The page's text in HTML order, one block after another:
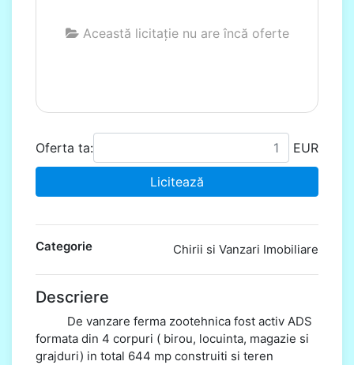
Această licitație nu are încă oferte
Oferta ta: EUR
Licitează
Categorie Chirii si Vanzari Imobiliare
Descriere
De vanzare ferma zootehnica fost activ ADS
formata din 4 corpuri ( birou, locuinta, magazie si
grajduri) in total 644 mp construiti si teren